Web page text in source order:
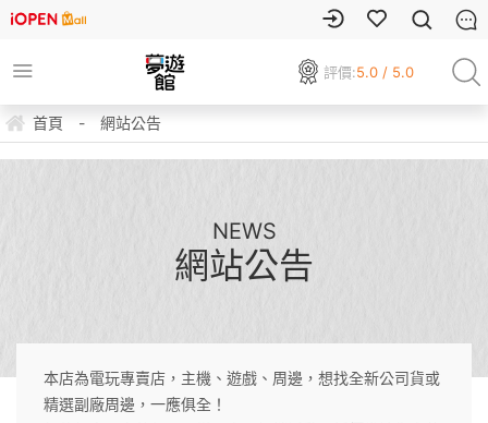
評價:5.0 / 5.0
首頁 - 網站公告
NEWS
網站公告
本店為電玩專賣店，主機、遊戲、周邊，想找全新公司貨或
精選副廠周邊，一應俱全！